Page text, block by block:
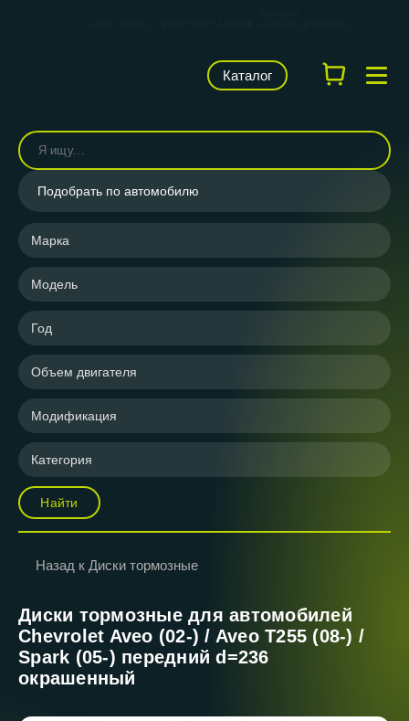
Каталог
Подобрать по автомобилю
Марка
Модель
Год
Объем двигателя
Модификация
Категория
Найти
Назад к Диски тормозные
Диски тормозные для автомобилей
Chevrolet Aveo (02-) / Aveo T255 (08-) /
Spark (05-) передний d=236
окрашенный